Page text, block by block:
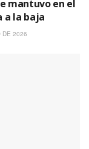
mantuvo en el
a la baja
DE 2026